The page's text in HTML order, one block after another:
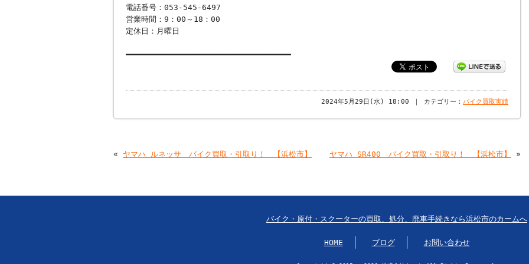
電話番号：053-545-6497
営業時間：9：00～18：00
定休日：月曜日
━━━━━━━━━━━━━━━━━━━━━━━━━━━━━━━━━━━
2024年5月29日(水) 18:00 ｜ カテゴリー： バイク買取実績
« ヤマハ ルネッサ バイク買取・引取り！ 【浜松市】 ヤマハ SR400 バイク買取・引取り！ 【浜松市】 »
バイク・原付・スクーターの買取、処分、廃車手続きなら浜松市のカームへ
HOME ブログ お問い合わせ